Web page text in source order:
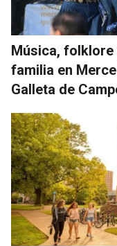
Música,
familia en
Galleta de